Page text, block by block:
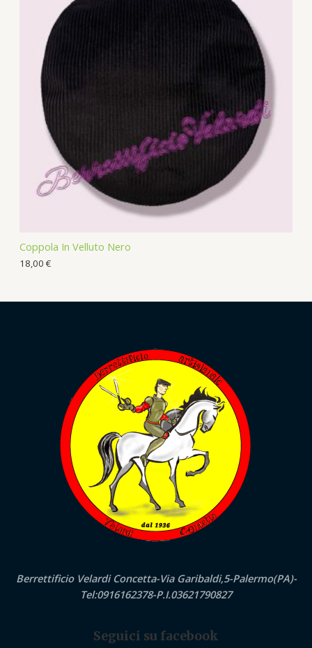
Coppola In Velluto Nero
18,00 €
Berrettificio Velardi Concetta-Via Garibaldi,5-Palermo(PA)-
Tel:0916162378-P.I.03621790827
Seguici su facebook